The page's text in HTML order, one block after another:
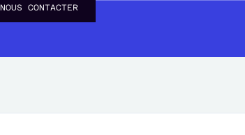
NOUS CONTACTER